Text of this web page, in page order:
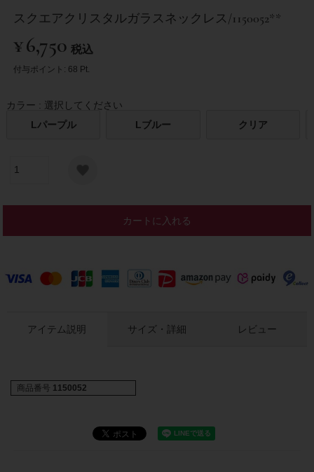
スクエアクリスタルガラスネックレス/1150052**
¥6,750 税込
付与ポイント: 68 Pt.
カラー
選択してください
Lパープル
Lブルー クリア
カートに入れる
アイテム説明 サイズ・詳細 レビュー
商品番号 1150052